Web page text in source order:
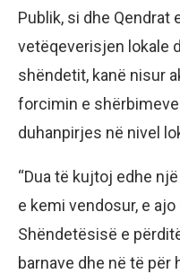
Publik, si dhe Qendrat
vetëqeverisjen lokale
shëndetit, kanë nisur
forcimin e
duhanpirjes në nivel
“Dua të kujtoj edhe
e kemi vendosur, e
Shëndetësisë e
barnave dhe në të për